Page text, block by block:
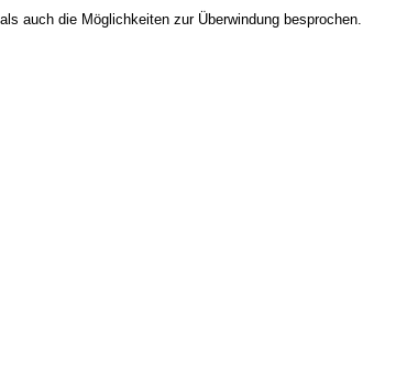
auch die Möglichkeiten zur Überwindung besprochen.